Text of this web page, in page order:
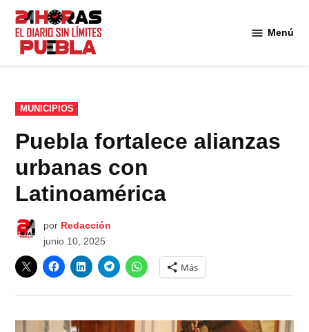
Saltar
contenido
Menú
PUBLICADO
EN
MUNICIPIOS
Puebla fortalece alianzas
urbanas con
Latinoamérica
por Redacción
junio 10, 2025
Más